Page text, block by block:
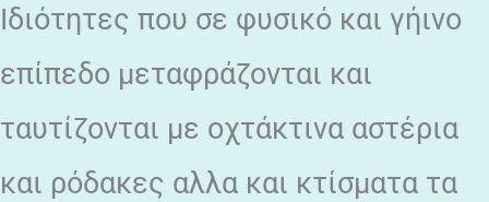
Ιδιότητες που σε φυσικό και γήινο
επίπεδο μεταφράζονται και
ταυτίζονται με οχτάκτινα αστέρια
και ρόδακες αλλα και κτίσματα τα